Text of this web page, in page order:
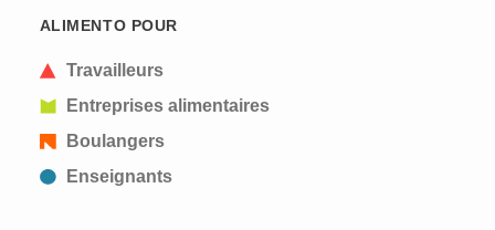
ALIMENTO POUR
Travailleurs
Entreprises alimentaires
Boulangers
Enseignants